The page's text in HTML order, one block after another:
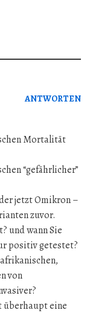
ANTWORTEN
Mortalität
“gefährlicher”
jetzt Omikron –
zuvor.
und wann Sie
positiv getestet?
von
überhaupt eine